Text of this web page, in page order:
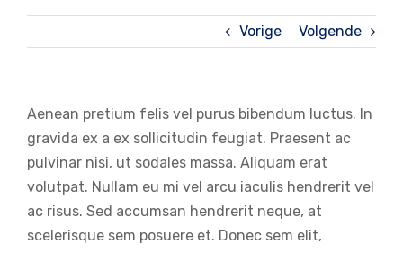
Vorige Volgende
Aenean pretium felis vel purus bibendum luctus. In
gravida ex a ex sollicitudin feugiat. Praesent ac
pulvinar nisi, ut sodales massa. Aliquam erat
volutpat. Nullam eu mi vel arcu iaculis hendrerit vel
ac risus. Sed accumsan hendrerit neque, at
scelerisque sem posuere et. Donec sem elit,